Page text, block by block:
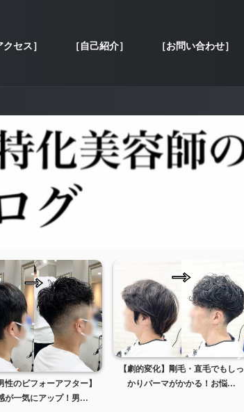
クセス］ ［自己紹介］ ［お問い合わせ］
性のビフォーアフター】
が一気にアップ！男...
【劇的変化】剛毛・直毛でもしっ
かりパーマがかかる！お悩...